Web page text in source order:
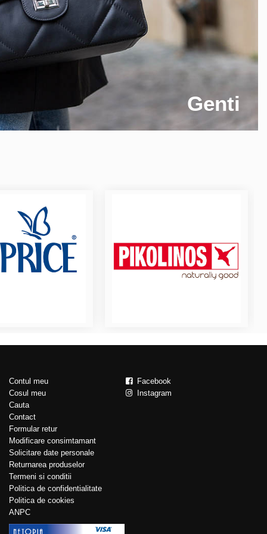
Genti
Contul meu
Cosul meu
Cauta
Contact
Formular retur
Modificare consimtamant
Solicitare date personale
Returnarea produselor
Termeni si conditii
Politica de confidentialitate
Politica de cookies
ANPC
Facebook
Instagram